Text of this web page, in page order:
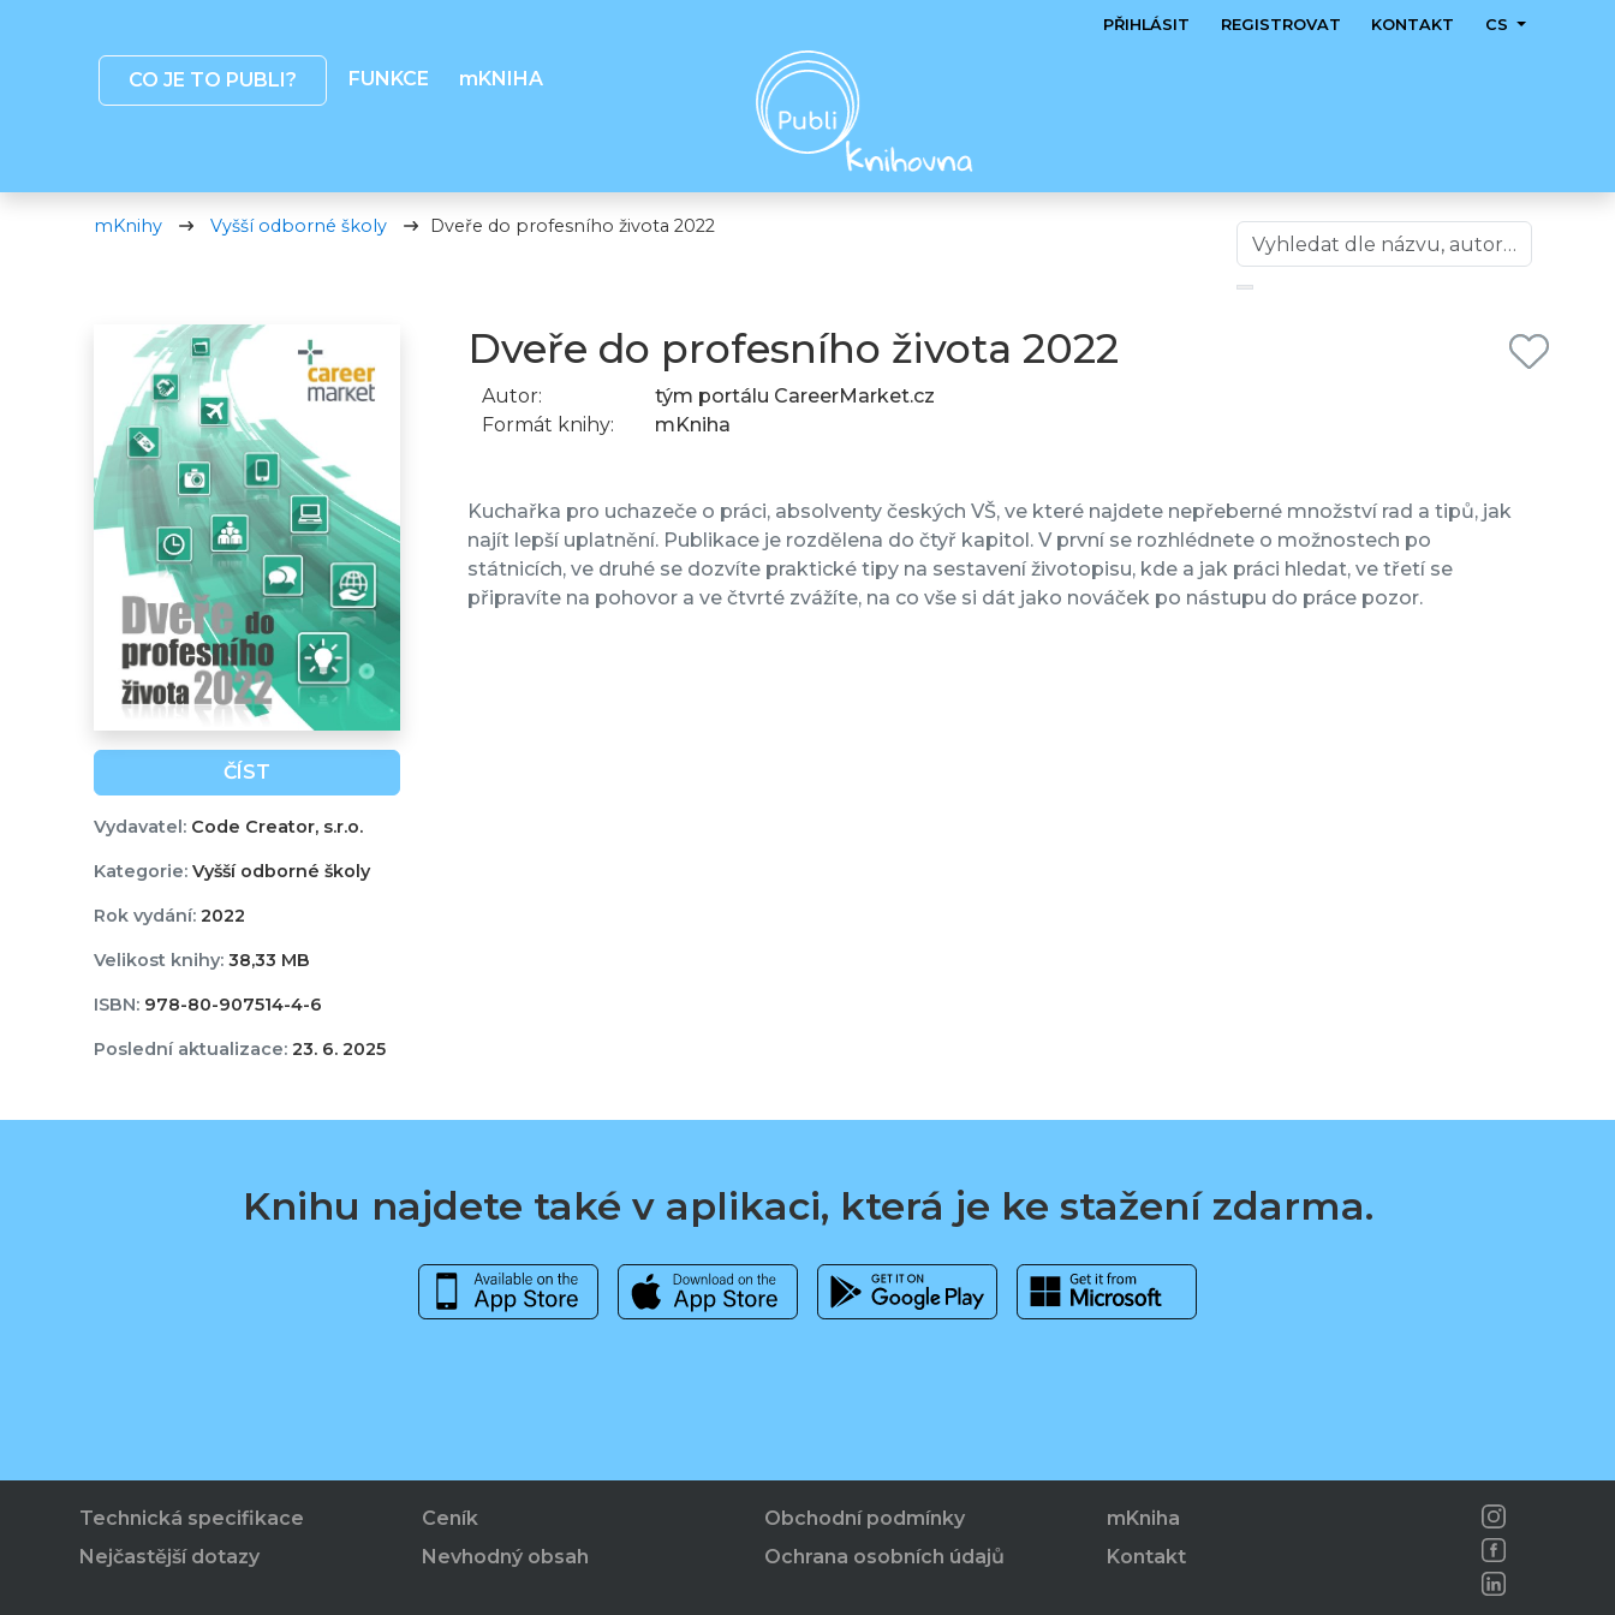
CO JE TO PUBLI? FUNKCE mKNIHA
PŘIHLÁSIT REGISTROVAT KONTAKT CS
mKnihy Vyšší odborné školy Dveře do profesního života 2022
ČÍST
Vydavatel:Code Creator, s.r.o.
Kategorie:Vyšší odborné školy
Rok vydání:2022
Velikost knihy:38,33 MB
ISBN:978-80-907514-4-6
Poslední aktualizace:23. 6. 2025
Dveře do profesního života 2022
Autor:
tým portálu CareerMarket.cz
Formát knihy:
mKniha
Kuchařka pro uchazeče o práci, absolventy českých VŠ, ve které najdete nepřeberné množství rad a tipů, jak
najít lepší uplatnění. Publikace je rozdělena do čtyř kapitol. V první se rozhlédnete o možnostech po
státnicích, ve druhé se dozvíte praktické tipy na sestavení životopisu, kde a jak práci hledat, ve třetí se
připravíte na pohovor a ve čtvrté zvážíte, na co vše si dát jako nováček po nástupu do práce pozor.
Knihu najdete také v aplikaci, která je ke stažení zdarma.
Technická specifikace
Nejčastější dotazy
Ceník
Nevhodný obsah
Obchodní podmínky
Ochrana osobních údajů
mKniha
Kontakt